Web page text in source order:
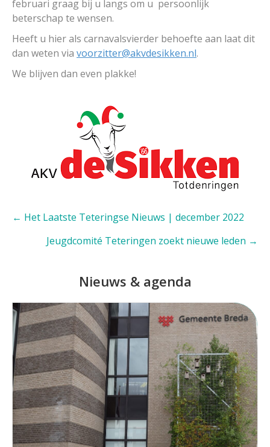
februari graag bij u langs om u persoonlijk
beterschap te wensen.
Heeft u hier als carnavalsvierder behoefte aan laat dit
dan weten via voorzitter@akvdesikken.nl.
We blijven dan even plakke!
Posts
navigation
← Het Laatste Teteringse Nieuws | december 2022
Jeugdcomité Teteringen zoekt nieuwe leden →
Nieuws & agenda